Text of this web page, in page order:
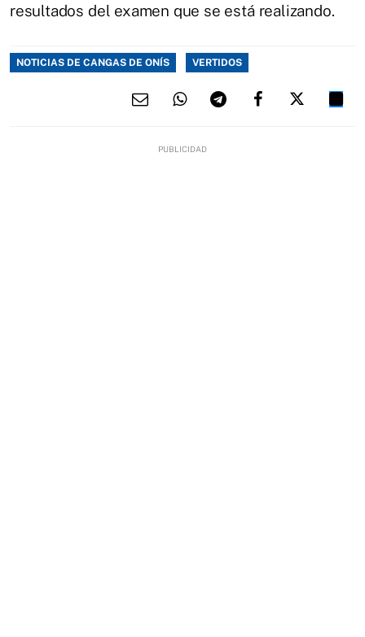
resultados del examen que se está realizando.
NOTICIAS DE CANGAS DE ONÍS VERTIDOS